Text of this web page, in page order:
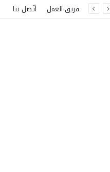
فريق العمل اتّصل بنا